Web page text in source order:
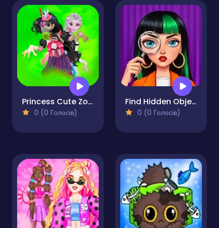
Princess Cute Zombies April Fun
0 (0 Голосів)
Find Hidden Objects
0 (0 Голосів)